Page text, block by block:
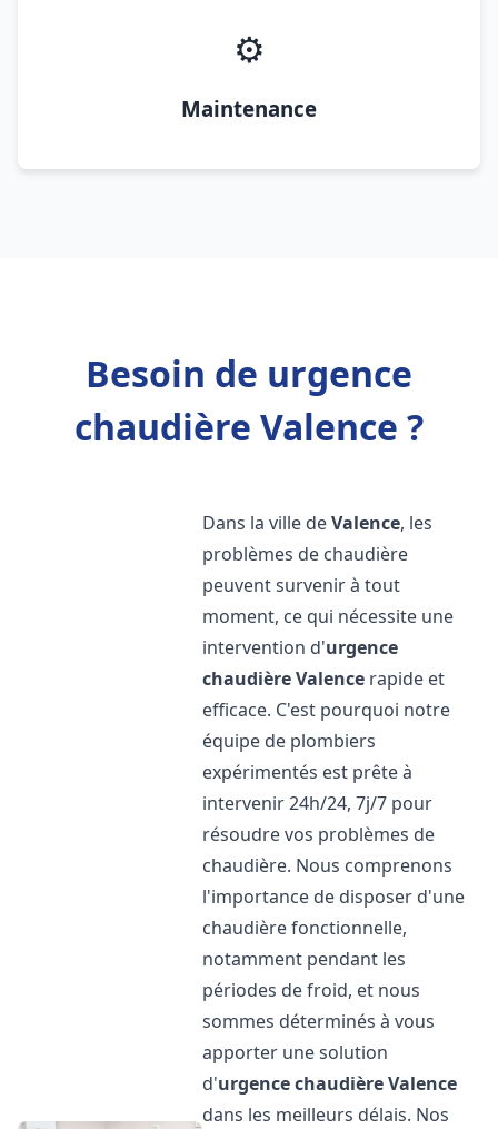
⚙️
Maintenance
Besoin de urgence
chaudière Valence ?
Dans la ville deValence, les
problèmes de chaudière
peuvent survenir à tout
moment, ce qui nécessite une
intervention d'urgence
chaudièreValence rapide et
efficace. C'est pourquoi notre
équipe de plombiers
expérimentés est prête à
intervenir 24h/24, 7j/7 pour
résoudre vos problèmes de
chaudière. Nous comprenons
l'importance de disposer d'une
chaudière fonctionnelle,
notamment pendant les
périodes de froid, et nous
sommes déterminés à vous
apporter une solution
d'urgence chaudièreValence
dans les meilleurs délais. Nos